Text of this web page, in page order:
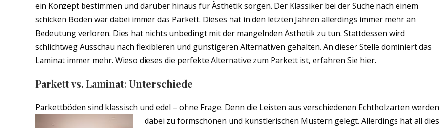
ein Konzept bestimmen und darüber hinaus für Ästhetik sorgen. Der Klassiker bei der Suche nach einem
schicken Boden war dabei immer das Parkett. Dieses hat in den letzten Jahren allerdings immer mehr an
Bedeutung verloren. Dies hat nichts unbedingt mit der mangelnden Ästhetik zu tun. Stattdessen wird
schlichtweg Ausschau nach flexibleren und günstigeren Alternativen gehalten. An dieser Stelle dominiert das
Laminat immer mehr. Wieso dieses die perfekte Alternative zum Parkett ist, erfahren Sie hier.
Parkett vs. Laminat: Unterschiede
Parkettböden sind klassisch und edel – ohne Frage. Denn die Leisten aus verschiedenen Echtholzarten werden
dabei zu formschönen und künstlerischen Mustern gelegt. Allerdings hat all dies